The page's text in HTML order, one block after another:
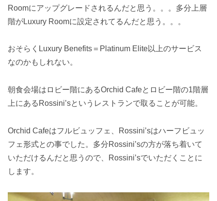
Roomにアップグレードされるんだと思う。。。多分上層
階がLuxury Roomに設定されてるんだと思う。。。
おそらくLuxury Benefits＝Platinum Elite以上のサービス
なのかもしれない。
朝食会場はロビー階にあるOrchid Cafeとロビー階の1階層
上にあるRossini’sというレストランで取ることが可能。
Orchid Cafeはフルビュッフェ、Rossini’sはハーフビュッ
フェ形式との事でした。多分Rossini’sの方が落ち着いて
いただけるんだと思うので、Rossini’sでいただくことに
します。